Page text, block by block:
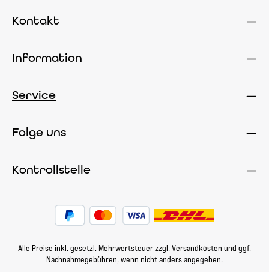
Kontakt
Information
Service
Folge uns
Kontrollstelle
Alle Preise inkl. gesetzl. Mehrwertsteuer zzgl. Versandkosten und ggf.
Nachnahmegebühren, wenn nicht anders angegeben.